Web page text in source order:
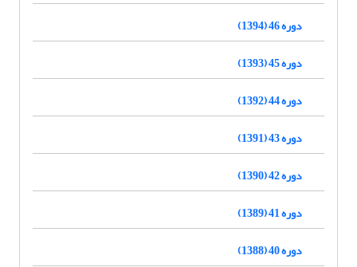
دوره 46 (1394)
دوره 45 (1393)
دوره 44 (1392)
دوره 43 (1391)
دوره 42 (1390)
دوره 41 (1389)
دوره 40 (1388)